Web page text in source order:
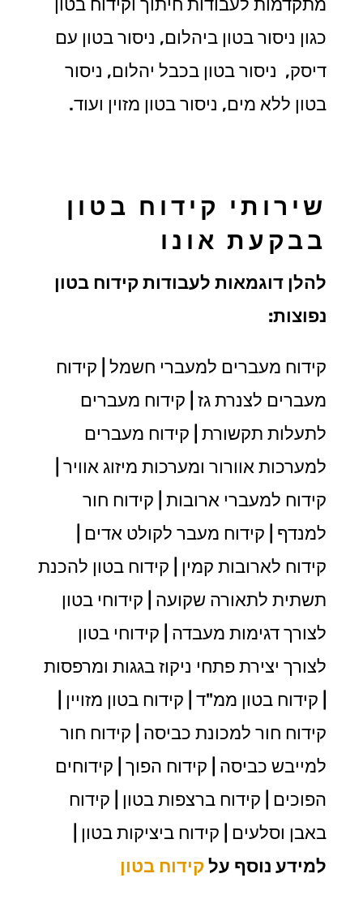
כגון ניסור בטון ביהלום, ניסור בטון עם
דיסק, ניסור בטון בכבל יהלום, ניסור
בטון ללא מים, ניסור בטון מזוין ועוד.
שירותי קידוח בטון
בבקעת אונו
להלן דוגמאות לעבודות קידוח בטון
נפוצות:
קידוח מעברים למעברי חשמל | קידוח
מעברים לצנרת גז | קידוח מעברים
לתעלות תקשורת | קידוח מעברים
למערכות אוורור ומערכות מיזוג אוויר |
קידוח למעברי ארובות | קידוח חור
למנדף | קידוח מעבר לקולט אדים |
קידוח לארובות קמין | קידוח בטון להכנת
תשתית לתאורה שקועה | קידוחי בטון
לצורך דגימות מעבדה | קידוחי בטון
לצורך יצירת פתחי ניקוז בגגות ומרפסות
| קידוח בטון ממ"ד | קידוח בטון מזויין |
קידוח חור למכונת כביסה | קידוח חור
למייבש כביסה | קידוח הפוך | קידוחים
הפוכים | קידוח ברצפות בטון | קידוח
באבן וסלעים | קידוח ביציקות בטון |
למידע נוסף עלקידוח בטון